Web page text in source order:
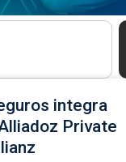
integra
Private